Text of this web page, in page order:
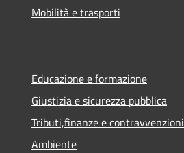
Mobilità e trasporti
Educazione e formazione
Giustizia e sicurezza pubblica
Tributi,finanze e contravvenzioni
Ambiente